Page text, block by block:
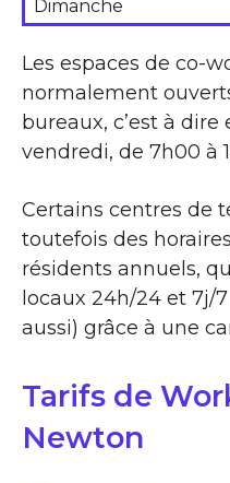
Dimanche
Les espaces de co-
normalement
bureaux, c’est à
vendredi, de 7h00 à
Certains centres de
toutefois des
résidents annuels,
locaux 24h/24 et 7j/
aussi) grâce à une
Tarifs de
Newton